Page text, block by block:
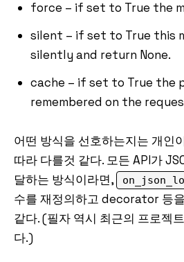
force – if set to True the
silent – if set to True this
silently and return None.
cache – if set to True the
remembered on the
어떤 방식을 선호하는지는 개인
따라 다를것 같다. 모든 API가
달하는 방식이라면,
수를 재정의하고 decorator 등
같다. (필자 역시 최근의 프로젝
다.)